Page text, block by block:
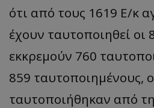
ότι από τους 1619 Ε/κ
έχουν ταυτοποιηθεί οι
εκκρεμούν 760
859 ταυτοποιημένους,
ταυτοποιήθηκαν από